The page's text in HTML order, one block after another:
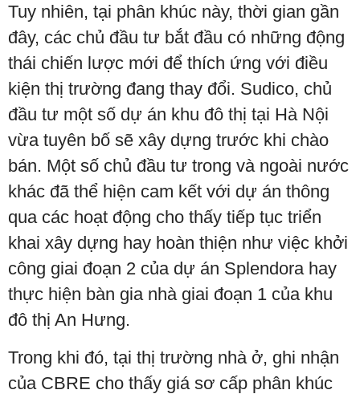
Tuy nhiên, tại phân khúc này, thời gian gần
đây, các chủ đầu tư bắt đầu có những động
thái chiến lược mới để thích ứng với điều
kiện thị trường đang thay đổi. Sudico, chủ
đầu tư một số dự án khu đô thị tại Hà Nội
vừa tuyên bố sẽ xây dựng trước khi chào
bán. Một số chủ đầu tư trong và ngoài nước
khác đã thể hiện cam kết với dự án thông
qua các hoạt động cho thấy tiếp tục triển
khai xây dựng hay hoàn thiện như việc khởi
công giai đoạn 2 của dự án Splendora hay
thực hiện bàn gia nhà giai đoạn 1 của khu
đô thị An Hưng.
Trong khi đó, tại thị trường nhà ở, ghi nhận
của CBRE cho thấy giá sơ cấp phân khúc